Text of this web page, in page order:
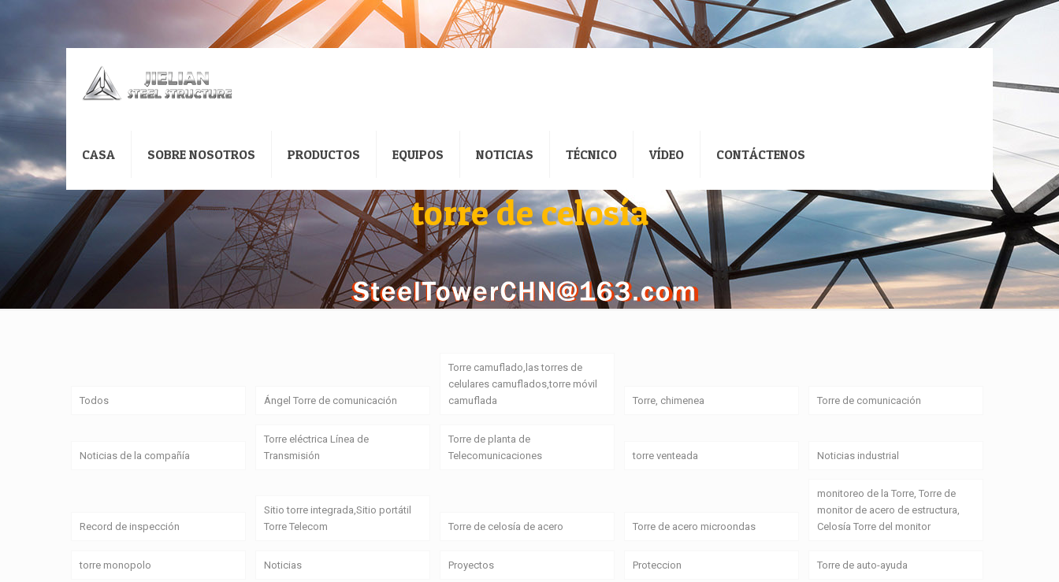
CASA SOBRE NOSOTROS PRODUCTOS EQUIPOS NOTICIAS TÉCNICO VÍDEO CONTÁCTENOS
torre de celosía
Todos Ángel Torre de comunicación
Torre camuflado,las torres de
celulares camuflados,torre móvil
camuflada
Torre, chimenea Torre de comunicación
Noticias de la compañía
Torre eléctrica Línea de
Transmisión
Torre de planta de
Telecomunicaciones
torre venteada Noticias industrial
Record de inspección
Sitio torre integrada,Sitio portátil
Torre Telecom
Torre de celosía de acero Torre de acero microondas
monitoreo de la Torre, Torre de
monitor de acero de estructura,
Celosía Torre del monitor
torre monopolo Noticias Proyectos Proteccion Torre de auto-ayuda